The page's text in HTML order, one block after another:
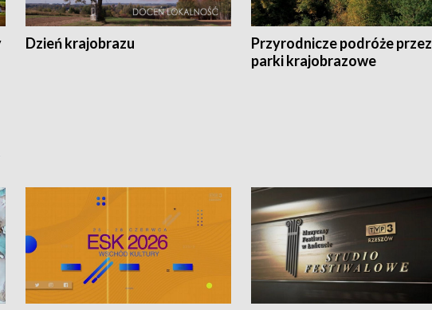
Dzień krajobrazu
Przyrodnicze podróże przez
parki krajobrazowe